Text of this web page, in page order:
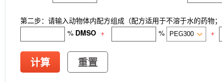
第二步：请输入动物体内配方组成（配方适用于不溶于水的药物
% DMSO + % +
计算 重置